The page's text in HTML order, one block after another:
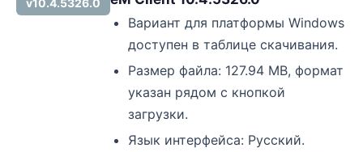
v10.4.5326.0
Вариант для платформы Windows
доступен в таблице скачивания.
Размер файла: 127.94 MB, формат
указан рядом с кнопкой
загрузки.
Язык интерфейса: Русский.